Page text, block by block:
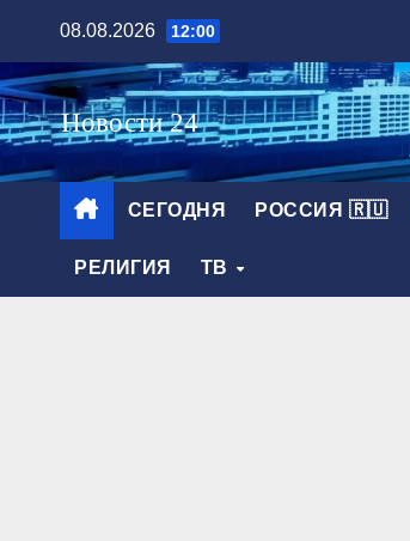
содержимому
08.08.2026 12:00
СЕГОДНЯ РОССИЯ 🇷🇺
РЕЛИГИЯ ТВ